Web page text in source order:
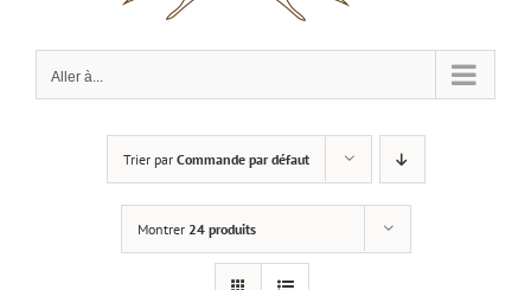
Aller à...
Trier par Commande par défaut
Montrer 24 produits